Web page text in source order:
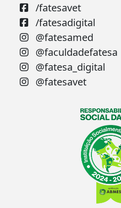
/fatesavet
/fatesadigital
@fatesamed
@faculdadefatesa
@fatesa_digital
@fatesavet